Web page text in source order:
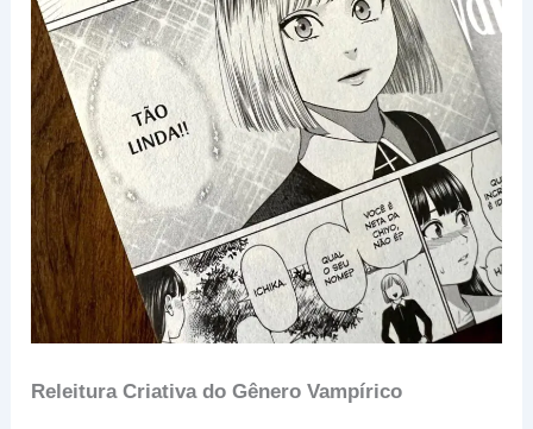
Releitura Criativa do Gênero Vampírico